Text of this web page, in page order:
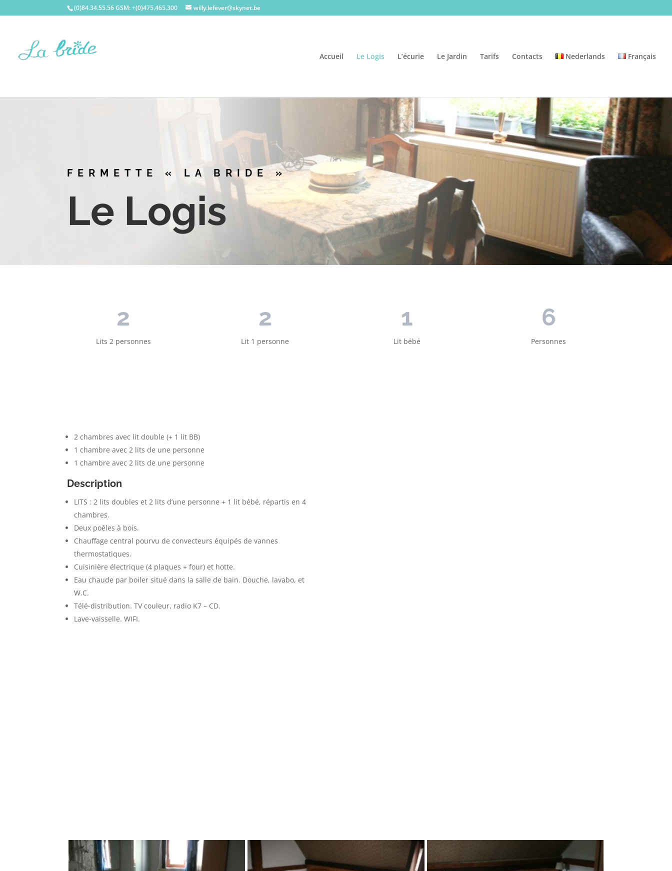
(0)84.34.55.56 GSM: +(0)475.465.300 willy.lefever@skynet.be
Accueil Le Logis L’écurie Le Jardin Tarifs Contacts Nederlands Français
FERMETTE « LA BRIDE »
Le Logis
2
Lits 2 personnes
2
Lit 1 personne
1
Lit bébé
6
Personnes
2 chambres avec lit double (+ 1 lit BB)
1 chambre avec 2 lits de une personne
1 chambre avec 2 lits de une personne
Description
LITS : 2 lits doubles et 2 lits d’une personne + 1 lit bébé, répartis en 4
chambres.
Deux poêles à bois.
Chauffage central pourvu de convecteurs équipés de vannes
thermostatiques.
Cuisinière électrique (4 plaques + four) et hotte.
Eau chaude par boiler situé dans la salle de bain. Douche, lavabo, et
W.C.
Télé-distribution. TV couleur, radio K7 – CD.
Lave-vaisselle. WIFI.